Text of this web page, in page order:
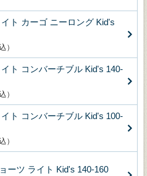
ト カーゴ ニーロング Kid's
）
ト コンバーチブル Kid's 140-
）
ト コンバーチブル Kid's 100-
）
ーツ ライト Kid's 140-160